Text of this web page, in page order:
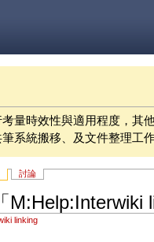
量時效性與適用程度，其
系統搬移、及文件整理工
討論
M:Help:Interwiki
linking